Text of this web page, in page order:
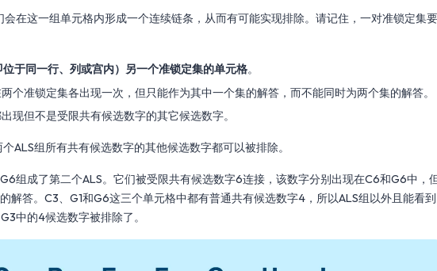
在这一组单元格内形成一个连续链条，从而有可能实现排除。请记住，一对准锁定集要
于同一行、列或宫内）另一个准锁定集的单元格。
两个准锁定集各出现一次，但只能作为其中一个集的解答，而不能同时为两个集的解答。
现但不是受限共有候选数字的其它候选数字。
ALS组所有共有候选数字的其他候选数字都可以被排除。
组成了第二个ALS。它们被受限共有候选数字6连接，该数字分别出现在C6和G6中，
解答。C3、G1和G6这三个单元格中都有普通共有候选数字4，所以ALS组以外且能看到
中的4候选数字被排除了。